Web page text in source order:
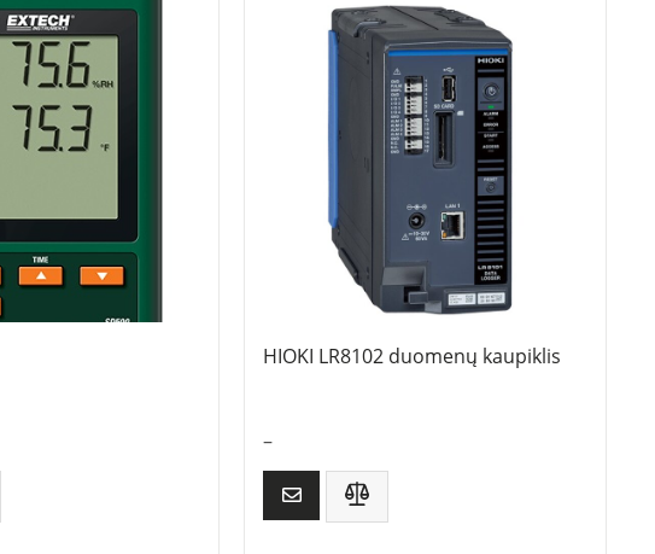
HIOKI LR8102 duomenų kaupiklis
–